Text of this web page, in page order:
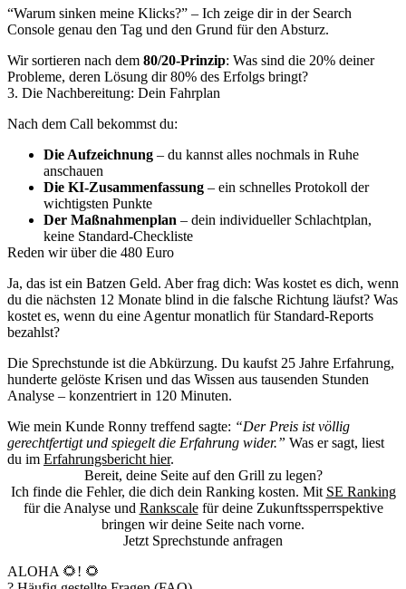
“Warum sinken meine Klicks?” – Ich zeige dir in der Search
Console genau den Tag und den Grund für den Absturz.
Wir sortieren nach dem 80/20-Prinzip: Was sind die 20% deiner
Probleme, deren Lösung dir 80% des Erfolgs bringt?
3. Die Nachbereitung: Dein Fahrplan
Nach dem Call bekommst du:
Die Aufzeichnung – du kannst alles nochmals in Ruhe
anschauen
Die KI-Zusammenfassung – ein schnelles Protokoll der
wichtigsten Punkte
Der Maßnahmenplan – dein individueller Schlachtplan,
keine Standard-Checkliste
Reden wir über die 480 Euro
Ja, das ist ein Batzen Geld. Aber frag dich: Was kostet es dich, wenn
du die nächsten 12 Monate blind in die falsche Richtung läufst? Was
kostet es, wenn du eine Agentur monatlich für Standard-Reports
bezahlst?
Die Sprechstunde ist die Abkürzung. Du kaufst 25 Jahre Erfahrung,
hunderte gelöste Krisen und das Wissen aus tausenden Stunden
Analyse – konzentriert in 120 Minuten.
Wie mein Kunde Ronny treffend sagte: “Der Preis ist völlig
gerechtfertigt und spiegelt die Erfahrung wider.” Was er sagt, liest
du im Erfahrungsbericht hier.
Bereit, deine Seite auf den Grill zu legen?
Ich finde die Fehler, die dich dein Ranking kosten. Mit SE Ranking
für die Analyse und Rankscalefür deine Zukunftssperrspektive
bringen wir deine Seite nach vorne.
Jetzt Sprechstunde anfragen
ALOHA 🌻! 🌻